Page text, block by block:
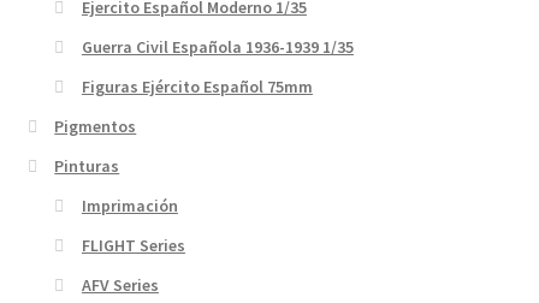
Ejercito Español Moderno 1/35
Guerra Civil Española 1936-1939 1/35
Figuras Ejército Español 75mm
Pigmentos
Pinturas
Imprimación
FLIGHT Series
AFV Series